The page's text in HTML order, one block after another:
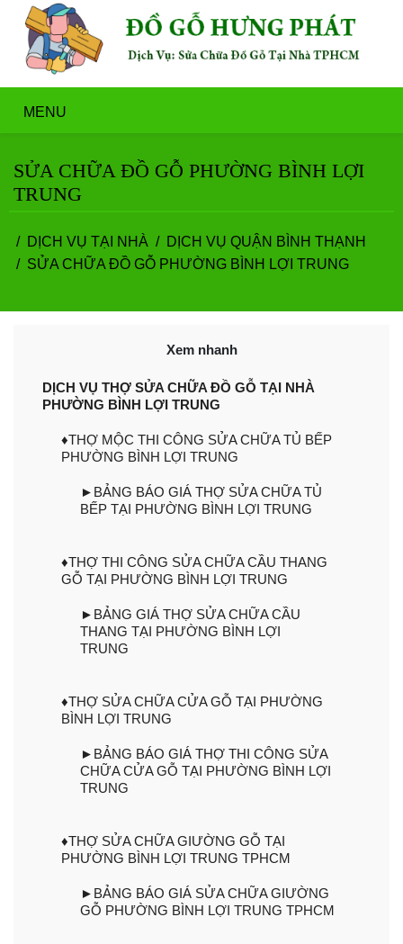
MENU
SỬA CHỮA ĐỒ GỖ PHƯỜNG BÌNH LỢI
TRUNG
DỊCH VỤ TẠI NHÀ
DỊCH VỤ QUẬN BÌNH THẠNH
SỬA CHỮA ĐỒ GỖ PHƯỜNG BÌNH LỢI TRUNG
Xem nhanh
DỊCH VỤ THỢ SỬA CHỮA ĐỒ GỖ TẠI NHÀ
PHƯỜNG BÌNH LỢI TRUNG
♦THỢ MỘC THI CÔNG SỬA CHỮA TỦ BẾP
PHƯỜNG BÌNH LỢI TRUNG
►BẢNG BÁO GIÁ THỢ SỬA CHỮA TỦ
BẾP TẠI PHƯỜNG BÌNH LỢI TRUNG
♦THỢ THI CÔNG SỬA CHỮA CẦU THANG
GỖ TẠI PHƯỜNG BÌNH LỢI TRUNG
►BẢNG GIÁ THỢ SỬA CHỮA CẦU
THANG TẠI PHƯỜNG BÌNH LỢI
TRUNG
♦THỢ SỬA CHỮA CỬA GỖ TẠI PHƯỜNG
BÌNH LỢI TRUNG
►BẢNG BÁO GIÁ THỢ THI CÔNG SỬA
CHỮA CỬA GỖ TẠI PHƯỜNG BÌNH LỢI
TRUNG
♦THỢ SỬA CHỮA GIƯỜNG GỖ TẠI
PHƯỜNG BÌNH LỢI TRUNG TPHCM
►BẢNG BÁO GIÁ SỬA CHỮA GIƯỜNG
GỖ PHƯỜNG BÌNH LỢI TRUNG TPHCM